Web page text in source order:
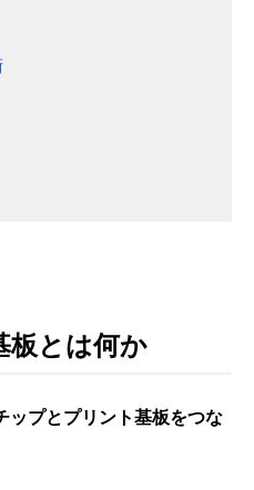
板とは何か
ップとプリント基板をつな